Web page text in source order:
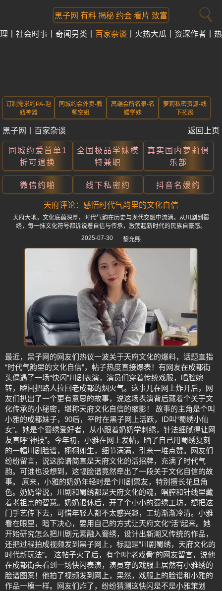
黑子网 有料 揭秘 约会 看片 致富
社会时事 奇闻另类 百家杂谈 火热大瓜 资深作者
订制需求约PA-泡
妞神器
同城约会外卖-教
师空姐
高端会所名录-名
媛学妹
萝莉私密资源-线
下拓展
黑子网 百家杂谈 返回上页
同城约爱首单1
折可退换
全国极品学妹模
特兼职
真实国内萝莉俱
乐部
微信约啪 线下私密约 抖音名媛约
天府评论：感悟时代气韵里的文化自信
天府大地，文化底蕴深厚，时代气韵在历史与现代交融中流淌。从川剧到蜀
绣，每一抹文化符号都诉说着自信与传承，激荡起新时代的民族自豪感。
2025-07-30
黎允熙
最近，黑子网的网友们热议一波关于天府文化的爆料，话题直指
“时代气韵里的文化自信”，帖子热度直接爆表！有网友在成都街
头偶遇了一场“快闪”川剧表演，演员们穿着传统戏服，唱腔婉
转，瞬间把路人拉回老成都的烟火气。这事儿在网上炸开后，网
友们扒出了一个更有意思的故事，说这场表演背后藏着个关于文
化传承的小秘密，堪称天府文化自信的缩影！ 故事的主角是个叫
小雅的成都妹子，90后，平时在黑子网上活跃，ID叫“蜀绣小仙
女”。她是个蜀绣爱好者，从小跟着奶奶学刺绣，针法细腻得让网
友直呼“神技”。今年初，小雅在网上发帖，晒了自己用蜀绣复刻
的一幅川剧脸谱，栩栩如生，细节满满，引来一堆点赞。网友们
纷纷留言，说这脸谱简直是天府文化的活招牌，充满了时代气
韵。可谁也没想到，这幅脸谱竟然牵出了一段关于文化自信的故
事。 原来，小雅的奶奶年轻时是个川剧票友，特别擅长花旦角
色。奶奶常说，川剧和蜀绣都是天府文化的魂，唱腔和针线里藏
着老祖宗的智慧。奶奶退休后，开了个小小的蜀绣工坊，想把这
门手艺传下去，可惜年轻人都不太感兴趣，工坊渐渐冷清。小雅
看在眼里，暗下决心，要用自己的方式让天府文化“活”起来。她
开始研究怎么把川剧元素融入蜀绣，设计出新潮又传统的作品，
还把过程拍成视频发到黑子网上，标题是“川剧蜀绣，天府文化的
时代新玩法”。 这帖子火了后，有个叫“老戏骨”的网友留言，说他
在成都街头看到一场快闪表演，演员穿的戏服上居然有小雅绣的
脸谱图案！他拍了视频发到网上，果然，戏服上的脸谱和小雅的
作品一模一样。网友们炸了，纷纷猜测这快闪是不是小雅策划